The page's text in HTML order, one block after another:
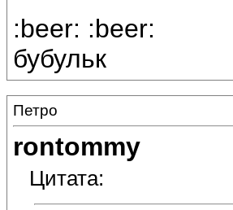
:beer: :beer:
бубульк
Петро
rontommy
Цитата: